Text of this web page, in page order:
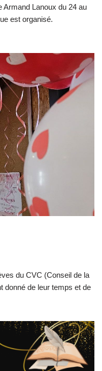
Armand Lanoux du 24 au
est organisé.
du CVC (Conseil de la
donné de leur temps et de